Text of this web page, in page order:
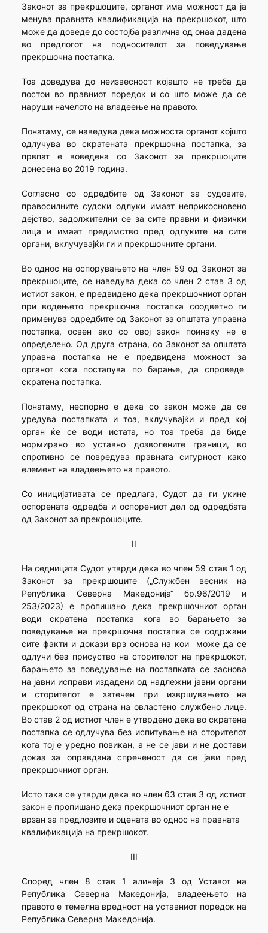
Законот за прекршоците, органот има можност да ја
менува правната квалификација на прекршокот, што
може да доведе до состојба различна од онаа дадена
во предлогот на подносителот за поведување
прекршочна постапка.
Тоа доведува до неизвесност којашто не треба да
постои во правниот поредок и со што може да се
наруши начелото на владеење на правото.
Понатаму, се наведува дека можноста органот којшто
одлучува во скратената прекршочна постапка, за
првпат е воведена со Законот за прекршоците
донесена во 2019 година.
Согласно со одредбите од Законот за судовите,
правосилните судски одлуки имаат неприкосновено
дејство, задолжителни се за сите правни и физички
лица и имаат предимство пред одлуките на сите
органи, вклучувајќи ги и прекршочните органи.
Во однос на оспорувањето на член 59 од Законот за
прекршоците, се наведува дека со член 2 став 3 од
истиот закон, е предвидено дека прекршочниот орган
при водењето прекршочна постапка соодветно ги
применува одредбите од Законот за општата управна
постапка, освен ако со овој закон поинаку не е
определено. Од друга страна, со Законот за општата
управна постапка не е предвидена можност за
органот кога постапува по барање, да спроведе
скратена постапка.
Понатаму, неспорно е дека со закон може да се
уредува постапката и тоа, вклучувајќи и пред кој
орган ќе се води истата, но тоа треба да биде
нормирано во уставно дозволените граници, во
спротивно се повредува правната сигурност како
елемент на владеењето на правото.
Со иницијативата се предлага, Судот да ги укине
оспорената одредба и оспорениот дел од одредбата
од Законот за прекрошоците.
II
На седницата Судот утврди дека во член 59 став 1 од
Законот за прекршоците („Службен весник на
Република Северна Македонија“ бр.96/2019 и
253/2023) е пропишано дека прекршочниот орган
води скратена постапка кога во барањето за
поведување на прекршочна постапка се содржани
сите факти и докази врз основа на кои може да се
одлучи без присуство на сторителот на прекршокот,
барањето за поведување на постапката се заснова
на јавни исправи издадени од надлежни јавни органи
и сторителот е затечен при извршувањето на
прекршокот од страна на овластено службено лице.
Во став 2 од истиот член е утврдено дека во скратена
постапка се одлучува без испитување на сторителот
кога тој е уредно повикан, а не се јави и не достави
доказ за оправдана спреченост да се јави пред
прекршочниот орган.
Исто така се утврди дека во член 63 став 3 од истиот
закон е пропишано дека прекршочниот орган не е
врзан за предлозите и оцената во однос на правната
квалификација на прекршокот.
III
Според член 8 став 1 алинеја 3 од Уставот на
Република Северна Македонија, владеењето на
правото е темелна вредност на уставниот поредок на
Република Северна Македонија.